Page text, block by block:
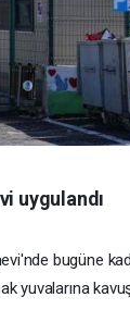
uygulandı
bugüne
yuvalarına